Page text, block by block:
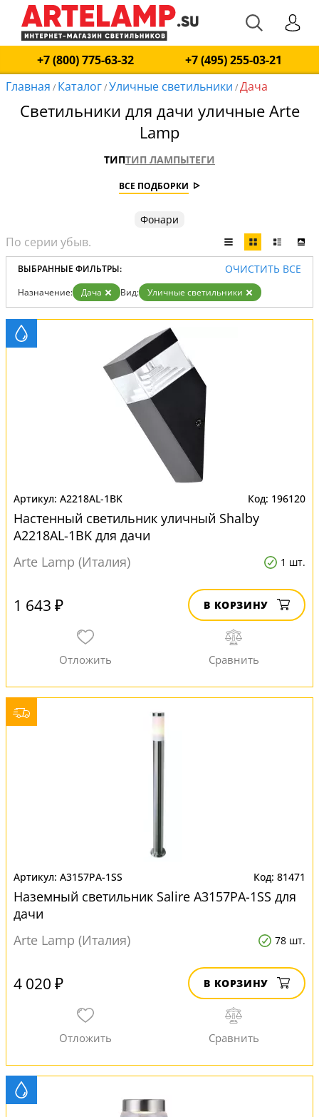
+7 (800) 775-63-32
+7 (495) 255-03-21
Главная / Каталог/Уличные светильники /Дача
Светильники для дачи уличные Arte
Lamp
ТИПТИП ЛАМПЫТЕГИ
ВСЕ ПОДБОРКИ
Фонари
ВЫБРАННЫЕ ФИЛЬТРЫ: ОЧИСТИТЬ ВСЕ
Назначение: Дача Вид: Уличные светильники
A2218AL-1BK 196120
Настенный светильник уличный Shalby
A2218AL-1BK для дачи
Arte Lamp (Италия)
1 шт.
1 643 ₽ В КОРЗИНУ
A3157PA-1SS 81471
Наземный светильник Salire A3157PA-1SS для
дачи
Arte Lamp (Италия)
78 шт.
4 020 ₽ В КОРЗИНУ